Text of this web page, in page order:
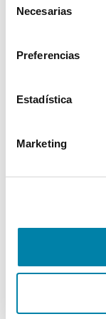
Necesarias
Preferencias
Estadística
Marketing
Interior
Seguridad
Multimedia
Confort
Más de